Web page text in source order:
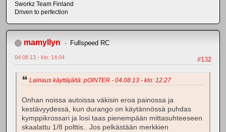
Sworkz Team Finland
Driven to perfection
mamyllyn Fullspeed RC
#132
04.08.13 - klo: 14.04
Lainaus käyttäjältä: pOINTER - 04.08.13 - klo: 12.27
Onhan noissa autoissa väkisin eroa painossa ja
kestävyydessä, kun durango on käytännössä puhdas
kymppikrossari ja losi taas pienempään mittasuhteeseen
skaalattu 1/8 polttis.. Jos pelkästään merkkien